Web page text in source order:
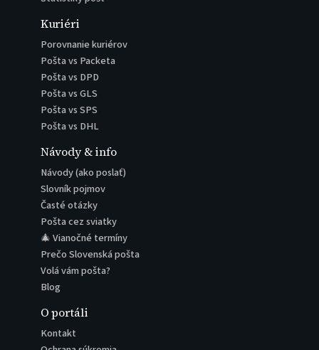
Kuriéri
Porovnanie kuriérov
Pošta vs Packeta
Pošta vs DPD
Pošta vs GLS
Pošta vs SPS
Pošta vs DHL
Návody & info
Návody (ako poslať)
Slovník pojmov
Časté otázky
Pošta cez sviatky
🎄 Vianočné termíny
Prečo Slovenská pošta
Volá vám pošta?
Blog
O portáli
Kontakt